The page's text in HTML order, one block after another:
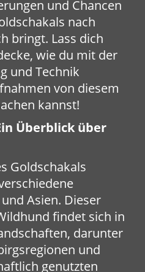
und Chancen
nach
bringt. Lass dich
wie du mit der
und Technik
von diesem
kannst!
Überblick über
Goldschakals
Asien. Dieser
findet sich in
darunter
und
genutzten